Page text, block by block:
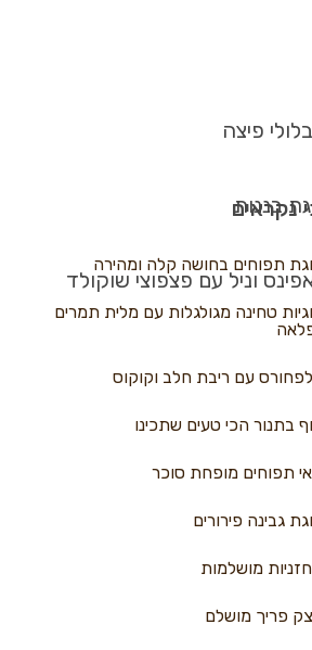
פיצה
בננות
וניל עם פצפוצי שוקולד
נקראים
תפוחים בחושה קלה ומהירה
טחינה מגולגלות עם מלית תמרים
עם ריבת חלב וקוקוס
בתנור הכי טעים שתכינו
תפוחים מופחת סוכר
גבינה פירורים
מושלמות
פריך מושלם